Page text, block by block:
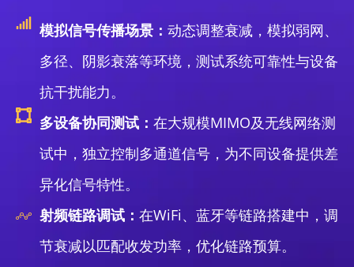
模拟信号传播场景： 动态调整衰减，模拟弱网、
多径、阴影衰落等环境，测试系统可靠性与设备
抗干扰能力。
多设备协同测试： 在大规模MIMO及无线网络测
试中，独立控制多通道信号，为不同设备提供差
异化信号特性。
射频链路调试： 在WiFi、蓝牙等链路搭建中，调
节衰减以匹配收发功率，优化链路预算。